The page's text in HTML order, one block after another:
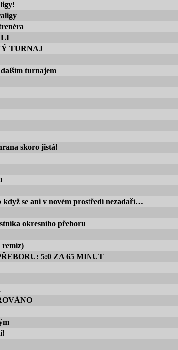
TURNAJ
turnajem
skoro jistá!
když se ani v novém prostředí nezadaří…
okresního přeboru
remíz)
5:0 ZA 65 MINUT